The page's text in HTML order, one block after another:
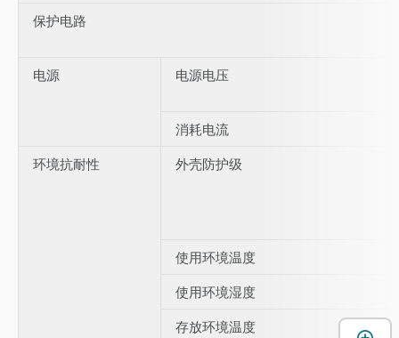
保护电路
电源 电源电压
消耗电流
环境抗耐性
外壳防护级
使用环境温度
使用环境湿度
存放环境温度